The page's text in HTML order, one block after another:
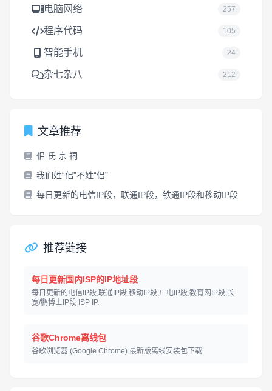
电脑网络 257
程序代码 105
智能手机 24
杂七杂八 212
文章推荐
佀 氏 宗 祠
我们姓“佀”不姓“侣”
每日更新的电信IP段，联通IP段，铁通IP段和移动IP段
推荐链接
每日更新国内ISP的IP地址段
每日更新的电信IP段,联通IP段,移动IP段,广电IP段,教育网IP段,长
宽/鹏博士IP段 ISP IP.
谷歌Chrome离线包
谷歌浏览器 (Google Chrome) 最新版离线安装包下载